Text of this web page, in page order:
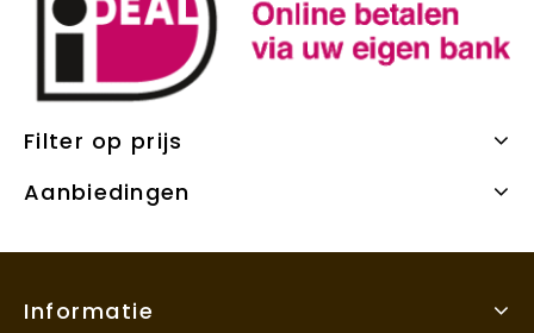
Filter op prijs
Aanbiedingen
Informatie